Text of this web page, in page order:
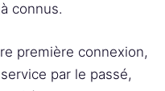
connus.
première connexion,
par le passé,